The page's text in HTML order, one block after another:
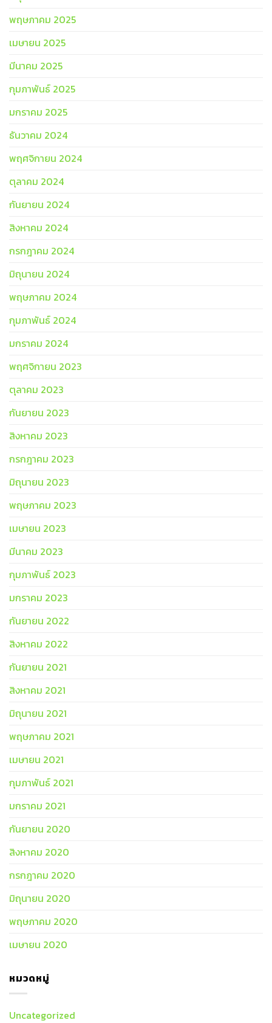
พฤษภาคม 2025
เมษายน 2025
มีนาคม 2025
กุมภาพันธ์ 2025
มกราคม 2025
ธันวาคม 2024
พฤศจิกายน 2024
ตุลาคม 2024
กันยายน 2024
สิงหาคม 2024
กรกฎาคม 2024
มิถุนายน 2024
พฤษภาคม 2024
กุมภาพันธ์ 2024
มกราคม 2024
พฤศจิกายน 2023
ตุลาคม 2023
กันยายน 2023
สิงหาคม 2023
กรกฎาคม 2023
มิถุนายน 2023
พฤษภาคม 2023
เมษายน 2023
มีนาคม 2023
กุมภาพันธ์ 2023
มกราคม 2023
กันยายน 2022
สิงหาคม 2022
กันยายน 2021
สิงหาคม 2021
มิถุนายน 2021
พฤษภาคม 2021
เมษายน 2021
กุมภาพันธ์ 2021
มกราคม 2021
กันยายน 2020
สิงหาคม 2020
กรกฎาคม 2020
มิถุนายน 2020
พฤษภาคม 2020
เมษายน 2020
หมวดหมู่
Uncategorized